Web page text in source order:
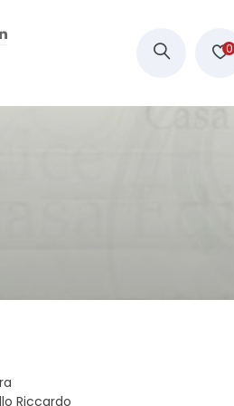
0
Riccardo